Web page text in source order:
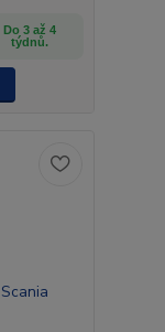
Do 3 až 4
týdnů.